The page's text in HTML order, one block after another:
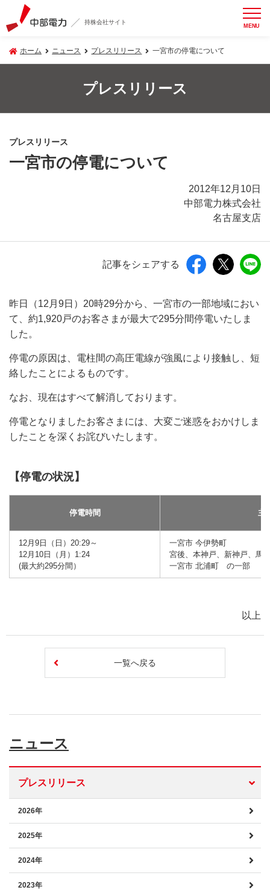
持株会社サイト MENU
ホーム ニュース プレスリリース 一宮市の停電について
プレスリリース
プレスリリース
一宮市の停電について
2012年12月10日
中部電力株式会社
名古屋支店
記事をシェアする
昨日（12月9日）20時29分から、一宮市の一部地域におい
て、約1,920戸のお客さまが最大で295分間停電いたしま
した。
停電の原因は、電柱間の高圧電線が強風により接触し、短
絡したことによるものです。
なお、現在はすべて解消しております。
停電となりましたお客さまには、大変ご迷惑をおかけしま
したことを深くお詫びいたします。
【停電の状況】
停電時間 主
12月9日（日）20:29～
12月10日（月）1:24
(最大約295分間）
一宮市 今伊勢町
宮後、本神戸、新神戸、馬
一宮市 北浦町 の一部
以上
一覧へ戻る
ニュース
プレスリリース
2026年
2025年
2024年
2023年